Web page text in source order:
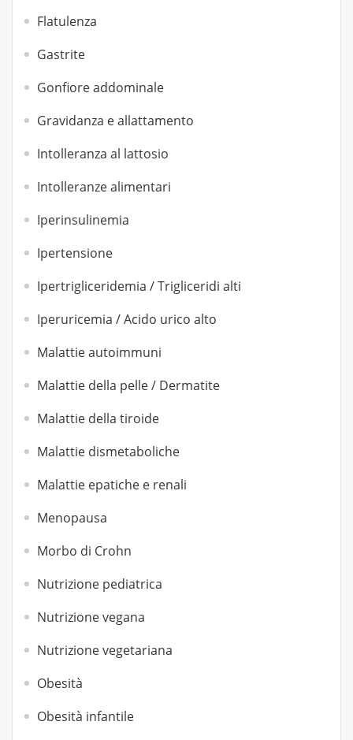
Flatulenza
Gastrite
Gonfiore addominale
Gravidanza e allattamento
Intolleranza al lattosio
Intolleranze alimentari
Iperinsulinemia
Ipertensione
Ipertrigliceridemia / Trigliceridi alti
Iperuricemia / Acido urico alto
Malattie autoimmuni
Malattie della pelle / Dermatite
Malattie della tiroide
Malattie dismetaboliche
Malattie epatiche e renali
Menopausa
Morbo di Crohn
Nutrizione pediatrica
Nutrizione vegana
Nutrizione vegetariana
Obesità
Obesità infantile